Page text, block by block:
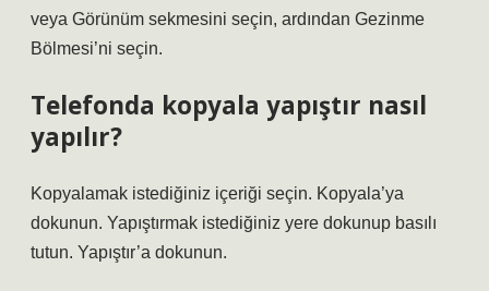
veya Görünüm sekmesini seçin, ardından Gezinme
Bölmesi’ni seçin.
Telefonda kopyala yapıştır nasıl
yapılır?
Kopyalamak istediğiniz içeriği seçin. Kopyala’ya
dokunun. Yapıştırmak istediğiniz yere dokunup basılı
tutun. Yapıştır’a dokunun.